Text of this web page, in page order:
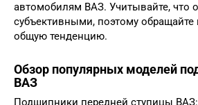
автомобилям ВАЗ. Учитывайте, что
субъективными, поэтому
общую тенденцию.
Обзор популярных моделей
ВАЗ
Подшипники передней ступицы